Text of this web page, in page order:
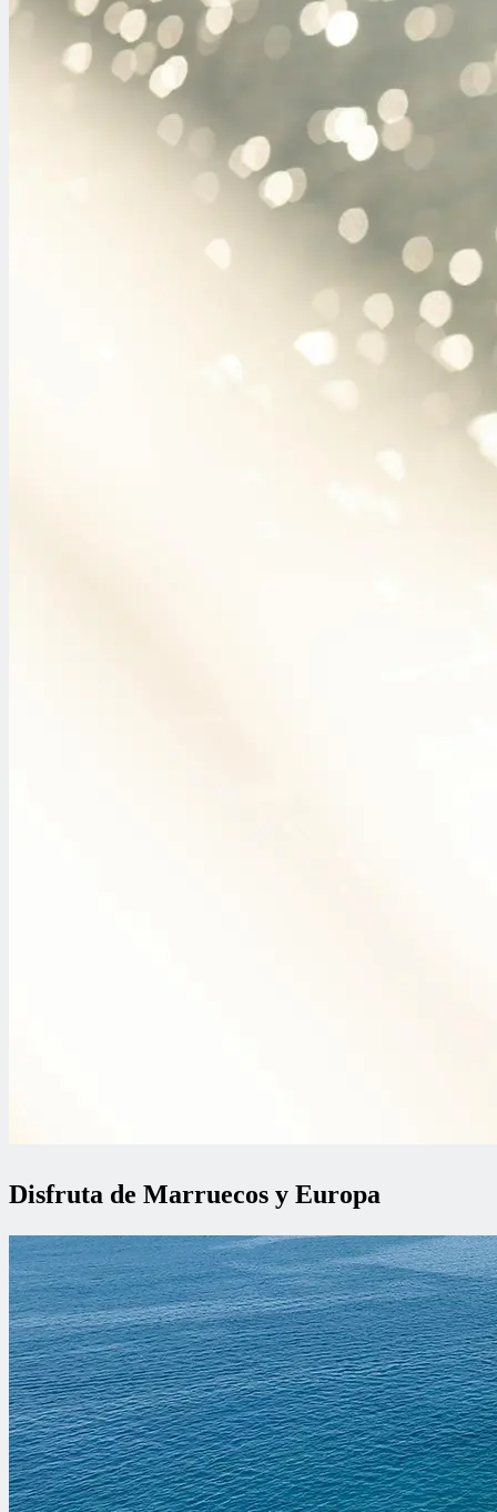
Disfruta de Marruecos y Europa